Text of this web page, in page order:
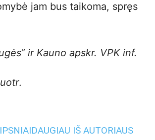
jam bus taikoma, spręs
ir Kauno apskr. VPK inf.
.
DAUGIAU IŠ AUTORIAUS